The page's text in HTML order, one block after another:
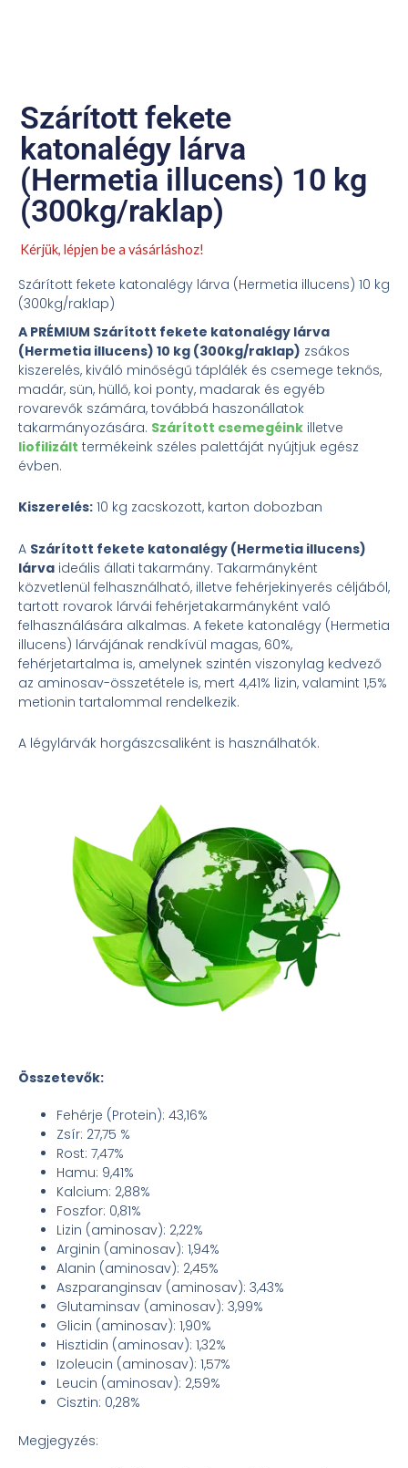
Szárított fekete
katonalégy lárva
(Hermetia illucens) 10 kg
(300kg/raklap)
Kérjük, lépjen be a vásárláshoz!
Szárított fekete katonalégy lárva (Hermetia illucens) 10 kg
(300kg/raklap)
A PRÉMIUM Szárított fekete katonalégy lárva
(Hermetia illucens) 10 kg (300kg/raklap) zsákos
kiszerelés, kiváló minőségű táplálék és csemege teknős,
madár, sün, hüllő, koi ponty, madarak és egyéb
rovarevők számára, továbbá haszonállatok
takarmányozására. Szárított csemegéink illetve
liofilizált termékeink széles palettáját nyújtjuk egész
évben.
Kiszerelés: 10 kg zacskozott, karton dobozban
A Szárított fekete katonalégy (Hermetia illucens)
lárva ideális állati takarmány. Takarmányként
közvetlenül felhasználható, illetve fehérjekinyerés céljából,
tartott rovarok lárvái fehérjetakarmányként való
felhasználására alkalmas. A fekete katonalégy (Hermetia
illucens) lárvájának rendkívül magas, 60%,
fehérjetartalma is, amelynek szintén viszonylag kedvező
az aminosav-összetétele is, mert 4,41% lizin, valamint 1,5%
metionin tartalommal rendelkezik.
A légylárvák horgászcsaliként is használhatók.
Összetevők:
Fehérje (Protein): 43,16%
Zsír: 27,75 %
Rost: 7,47%
Hamu: 9,41%
Kalcium: 2,88%
Foszfor: 0,81%
Lizin (aminosav): 2,22%
Arginin (aminosav): 1,94%
Alanin (aminosav): 2,45%
Aszparanginsav (aminosav): 3,43%
Glutaminsav (aminosav): 3,99%
Glicin (aminosav): 1,90%
Hisztidin (aminosav): 1,32%
Izoleucin (aminosav): 1,57%
Leucin (aminosav): 2,59%
Cisztin: 0,28%
Megjegyzés: